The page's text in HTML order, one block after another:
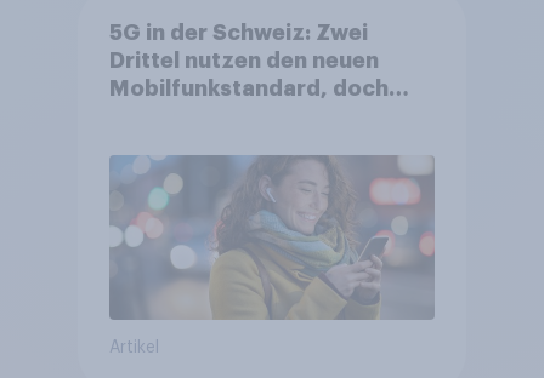
5G in der Schweiz: Zwei
Drittel nutzen den neuen
Mobilfunkstandard, doch
Artikel